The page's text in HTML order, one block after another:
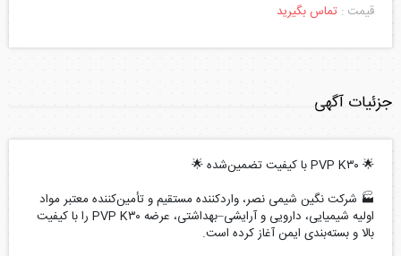
قیمت : تماس بگیرید
جزئیات آگهی
🌟 PVP K۳۰ با کیفیت تضمین‌شده 🌟
🏭 شرکت نگین شیمی نصر، واردکننده مستقیم و تأمین‌کننده معتبر مواد
اولیه شیمیایی، دارویی و آرایشی–بهداشتی، عرضه PVP K۳۰ را با کیفیت
بالا و بسته‌بندی ایمن آغاز کرده است.